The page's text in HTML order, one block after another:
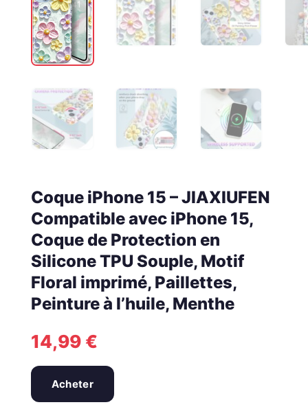
Coque iPhone 15 – JIAXIUFEN
Compatible avec iPhone 15,
Coque de Protection en
Silicone TPU Souple, Motif
Floral imprimé, Paillettes,
Peinture à l’huile, Menthe
14,99 €
Acheter